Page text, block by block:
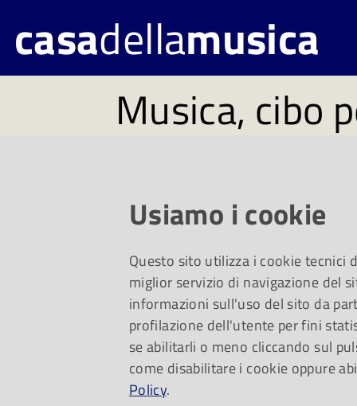
casadellamusica
Musica, cibo
lunedì 18
Un viaggio da
Piovani e, per i più
avventure di
Usiamo i cookie
Questo sito utilizza i cookie tecnici
miglior servizio di navigazione del
informazioni sull'uso del sito da
profilazione dell'utente per fini
se abilitarli o meno cliccando sul
come disabilitare i cookie oppure
Policy.